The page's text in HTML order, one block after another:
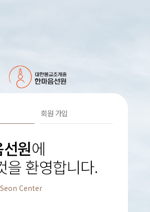
회원 가입
원에
을 환영합니다.
Center